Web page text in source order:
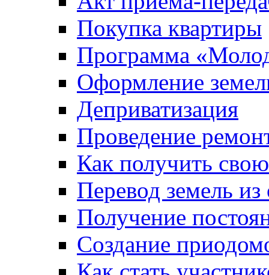
Покупка квартиры
Программа
Оформление
Деприватизация
Проведение
Как получить
Перевод земель
Получение
Создание